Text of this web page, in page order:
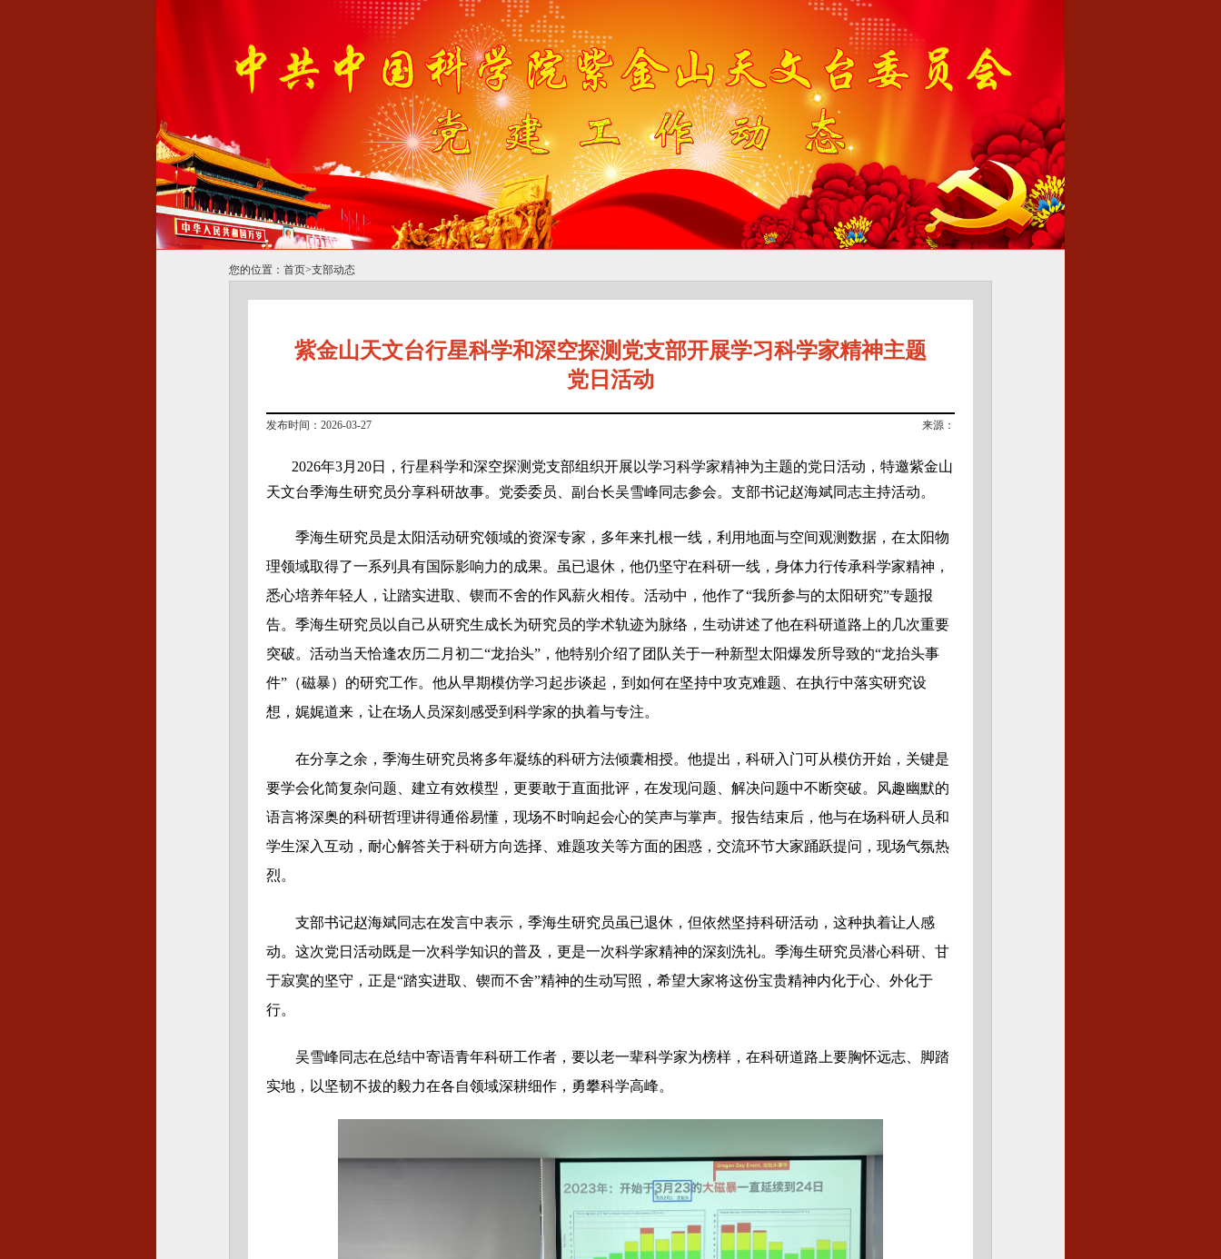
您的位置： 首页>支部动态
紫金山天文台行星科学和深空探测党支部开展学习科学家精神主题
党日活动
来源：
发布时间：2026-03-27
2026年3月20日，行星科学和深空探测党支部组织开展以学习科学家精神为主题的党日活动，特邀紫金山
天文台季海生研究员分享科研故事。 党委委员、副台长吴雪峰同志参会。支部书记赵海斌同志主持活动。
季海生研究员是太阳活动研究领域的资深专家，多年来扎根一线，利用地面与空间观测数据，在太阳物
理领域取得了一系列具有国际影响力的成果。虽已退休，他仍坚守在科研一线，身体力行传承科学家精神，
悉心培养年轻人，让踏实进取、锲而不舍的作风薪火相传。活动中，他作了“我所参与的太阳研究”专题报
告。季海生研究员以自己从研究生成长为研究员的学术轨迹为脉络，生动讲述了他在科研道路上的几次重要
突破。活动当天恰逢农历二月初二“龙抬头”，他特别介绍了团队关于一种新型太阳爆发所导致的“龙抬头事
件”（磁暴）的研究工作。他从早期模仿学习起步谈起，到如何在坚持中攻克难题、在执行中落实研究设
想，娓娓道来，让在场人员深刻感受到科学家的执着与专注。
在分享之余，季海生研究员将多年凝练的科研方法倾囊相授。他提出，科研入门可从模仿开始，关键是
要学会化简复杂问题、建立有效模型，更要敢于直面批评，在发现问题、解决问题中不断突破。风趣幽默的
语言将深奥的科研哲理讲得通俗易懂，现场不时响起会心的笑声与掌声。报告结束后，他与在场科研人员和
学生深入互动，耐心解答关于科研方向选择、难题攻关等方面的困惑，交流环节大家踊跃提问，现场气氛热
烈。
支部书记赵海斌同志在发言中表示，季海生研究员虽已退休，但依然坚持科研活动，这种执着让人感
动。这次党日活动既是一次科学知识的普及，更是一次科学家精神的深刻洗礼。季海生研究员潜心科研、甘
于寂寞的坚守，正是“踏实进取、锲而不舍”精神的生动写照，希望大家将这份宝贵精神内化于心、外化于
行。
吴雪峰同志在总结中寄语青年科研工作者，要以老一辈科学家为榜样，在科研道路上要胸怀远志、脚踏
实地，以坚韧不拔的毅力在各自领域深耕细作，勇攀科学高峰。